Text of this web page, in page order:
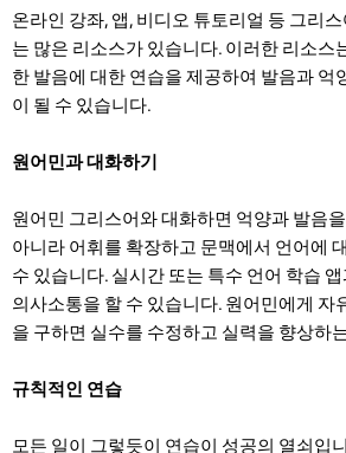
온라인 강좌, 앱, 비디오 튜토리얼 등 그리
는 많은 리소스가 있습니다. 이러한 리소스
한 발음에 대한 연습을 제공하여 발음과 억
이 될 수 있습니다.
원어민과 대화하기
원어민 그리스어와 대화하면 억양과 발음
아니라 어휘를 확장하고 문맥에서 언어에
수 있습니다. 실시간 또는 특수 언어 학습
의사소통을 할 수 있습니다. 원어민에게 자
을 구하면 실수를 수정하고 실력을 향상하
규칙적인 연습
모든 일이 그렇듯이 연습이 성공의 열쇠입